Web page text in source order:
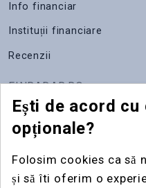
Info financiar
Instituții financiare
Recenzii
FINRADAR.RO
Despre noi
Contact
Ești de acord
opționale?
Folosim cookies ca să
și să îti oferim o